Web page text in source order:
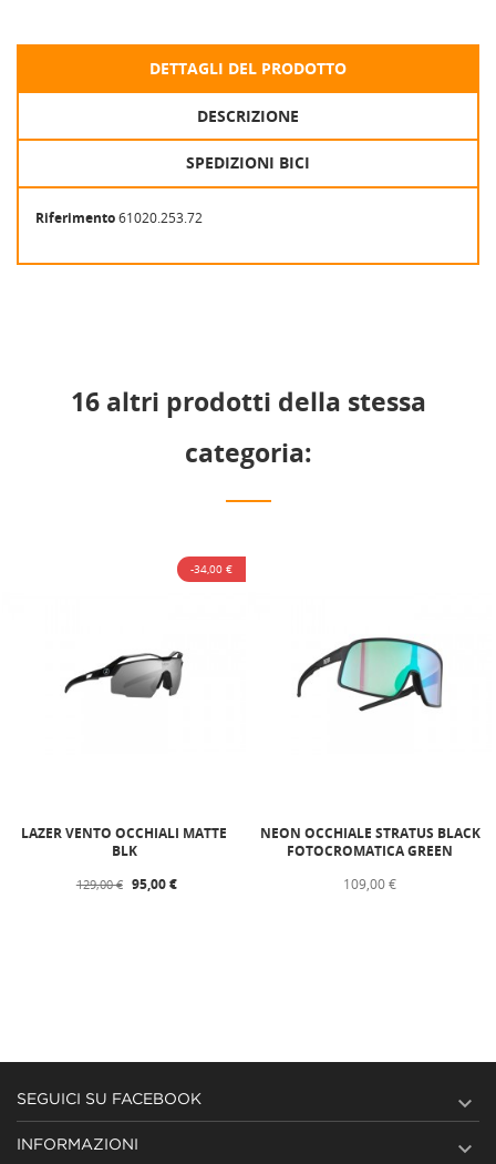
DETTAGLI DEL PRODOTTO
DESCRIZIONE
SPEDIZIONI BICI
Riferimento61020.253.72
16 altri prodotti della stessa
categoria:
-34,00 €
LAZER VENTO OCCHIALI MATTE
BLK
129,00 € 95,00 €
NEON OCCHIALE STRATUS BLACK
FOTOCROMATICA GREEN
109,00 €
SEGUICI SU FACEBOOK 
INFORMAZIONI 